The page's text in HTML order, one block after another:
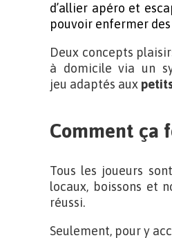
d’allier apéro et
pouvoir enfermer des
Deux concepts
à domicile via un
jeu adaptés aux
Comment ça
Tous les joueurs
locaux, boissons et
réussi.
Seulement, pour y